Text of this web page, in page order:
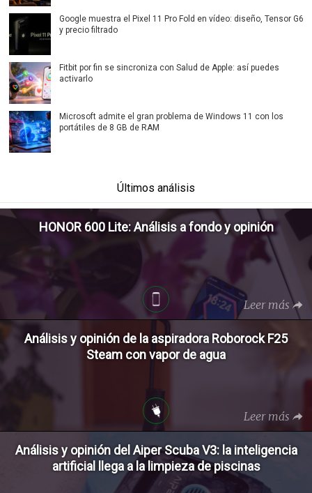
Google muestra el Pixel 11 Pro Fold en vídeo: diseño, Tensor G6
y precio filtrado
Fitbit por fin se sincroniza con Salud de Apple: así puedes
activarlo
Microsoft admite el gran problema de Windows 11 con los
portátiles de 8 GB de RAM
Últimos análisis
HONOR 600 Lite: Análisis a fondo y opinión
Leer más
Análisis y opinión de la aspiradora Roborock F25
Steam con vapor de agua
Leer más
Análisis y opinión del Aiper Scuba V3: la inteligencia
artificial llega a la limpieza de piscinas